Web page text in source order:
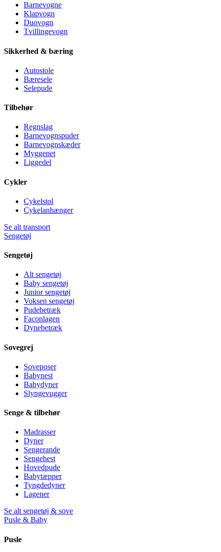
Barnevogne
Klapvogn
Duovogn
Tvillingevogn
Sikkerhed & bæring
Autostole
Bæresele
Selepude
Tilbehør
Regnslag
Barnevognspuder
Barnevognskæder
Myggenet
Liggedel
Cykler
Cykelstol
Cykelanhænger
Se alt transport
Sengetøj
Sengetøj
Alt sengetøj
Baby sengetøj
Junior sengetøj
Voksen sengetøj
Pudebetræk
Faconlagen
Dynebetræk
Sovegrej
Soveposer
Babynest
Babydyner
Slyngevugger
Senge & tilbehør
Madrasser
Dyner
Sengerande
Sengehest
Hovedpude
Babytæpper
Tyngdedyner
Lagener
Se alt sengetøj & sove
Pusle & Baby
Pusle